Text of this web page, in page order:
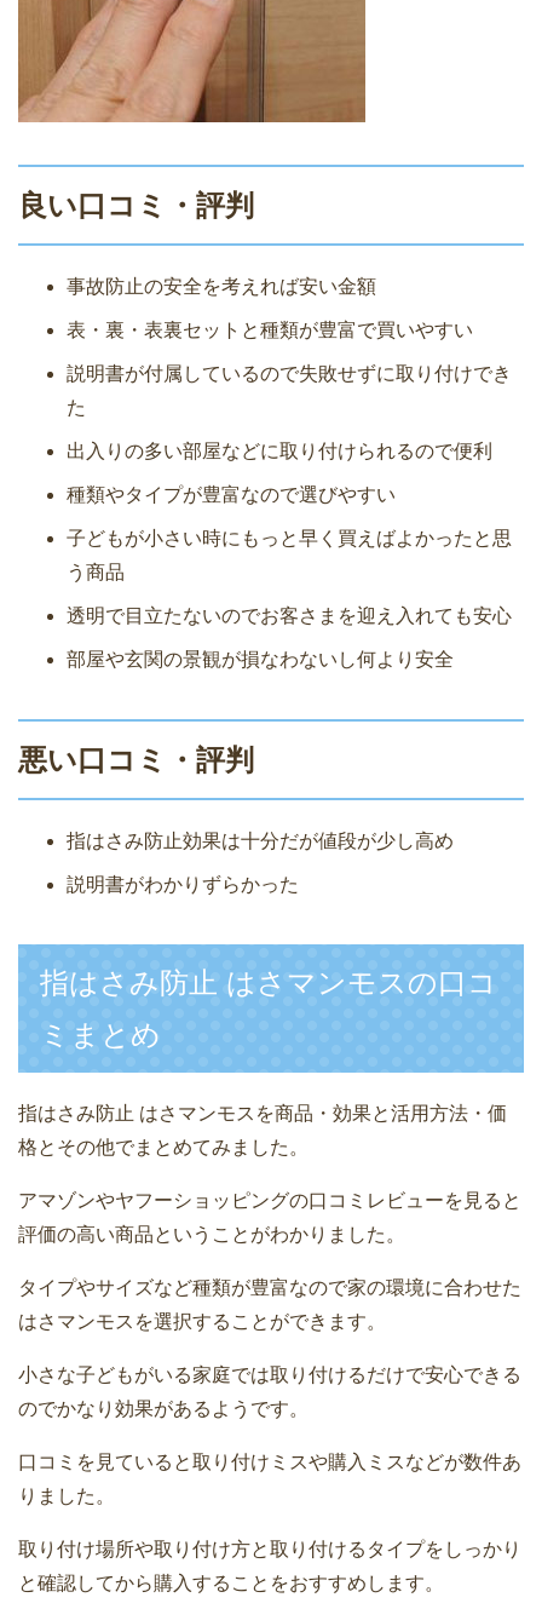
良い口コミ・評判
事故防止の安全を考えれば安い金額
表・裏・表裏セットと種類が豊富で買いやすい
説明書が付属しているので失敗せずに取り付けでき
た
出入りの多い部屋などに取り付けられるので便利
種類やタイプが豊富なので選びやすい
子どもが小さい時にもっと早く買えばよかったと思
う商品
透明で目立たないのでお客さまを迎え入れても安心
部屋や玄関の景観が損なわないし何より安全
悪い口コミ・評判
指はさみ防止効果は十分だが値段が少し高め
説明書がわかりずらかった
指はさみ防止 はさマンモスの口コ
ミまとめ
指はさみ防止 はさマンモスを商品・効果と活用方法・価
格とその他でまとめてみました。
アマゾンやヤフーショッピングの口コミレビューを見ると
評価の高い商品ということがわかりました。
タイプやサイズなど種類が豊富なので家の環境に合わせた
はさマンモスを選択することができます。
小さな子どもがいる家庭では取り付けるだけで安心できる
のでかなり効果があるようです。
口コミを見ていると取り付けミスや購入ミスなどが数件あ
りました。
取り付け場所や取り付け方と取り付けるタイプをしっかり
と確認してから購入することをおすすめします。